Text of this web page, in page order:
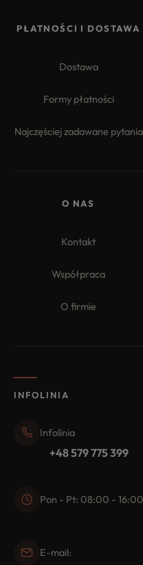
PŁATNOŚCI I DOSTAWA
Dostawa
Formy płatności
Najczęściej zadawane pytania
O NAS
Kontakt
Współpraca
O firmie
INFOLINIA
Infolinia
+48 579 775 399
Pon - Pt: 08:00 -
E-mail: